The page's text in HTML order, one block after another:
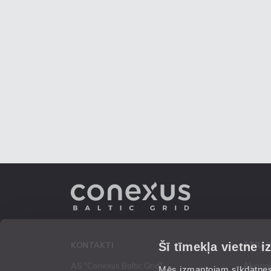
Šī tīmekļa vietne
AS "Conexus Baltic Grid"